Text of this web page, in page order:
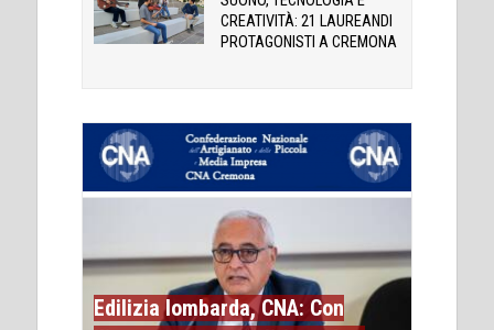
CREATIVITÀ: 21 LAUREANDI
PROTAGONISTI A CREMONA
Edilizia lombarda, CNA: Con